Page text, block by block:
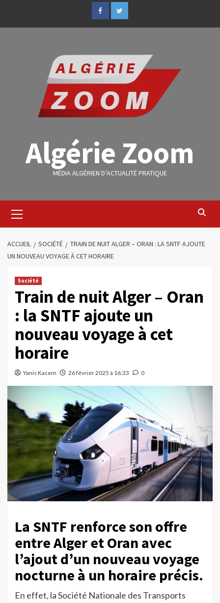
Algérie Zoom
MÉDIA ALGÉRIEN D’ACTUALITÉ PRATIQUE
ACCUEIL SOCIÉTÉ
TRAIN DE NUIT ALGER – ORAN : LA SNTF AJOUTE
UN NOUVEAU VOYAGE À CET HORAIRE
Société
Train de nuit Alger – Oran
: la SNTF ajoute un
nouveau voyage à cet
horaire
Yanis Kacem 26 février 2025 à 16:33 0
La SNTF renforce son offre
entre Alger et Oran avec
l’ajout d’un nouveau voyage
nocturne à un horaire précis.
En effet, la Société Nationale des Transports